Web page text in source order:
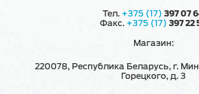
Тел. +375 (17) 397 07
Факс. +375 (17) 397 22
Магазин:
220078, Республика Беларусь, г.
Горецкого, д. 3